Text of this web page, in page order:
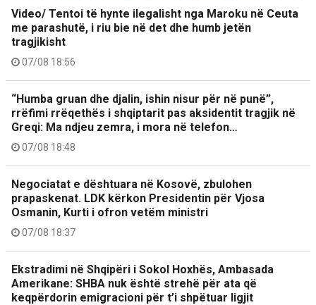
Video/ Tentoi të hynte ilegalisht nga Maroku në Ceuta
me parashutë, i riu bie në det dhe humb jetën
tragjikisht
07/08 18:56
“Humba gruan dhe djalin, ishin nisur për në punë”,
rrëfimi rrëqethës i shqiptarit pas aksidentit tragjik në
Greqi: Ma ndjeu zemra, i mora në telefon…
07/08 18:48
Negociatat e dështuara në Kosovë, zbulohen
prapaskenat. LDK kërkon Presidentin për Vjosa
Osmanin, Kurti i ofron vetëm ministri
07/08 18:37
Ekstradimi në Shqipëri i Sokol Hoxhës, Ambasada
Amerikane: SHBA nuk është strehë për ata që
keqpërdorin emigracioni për t’i shpëtuar ligjit